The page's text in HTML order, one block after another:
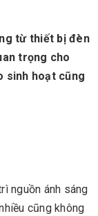
từ thiết bị đèn
trọng cho
sinh hoạt cũng
nguồn ánh sáng
cũng không